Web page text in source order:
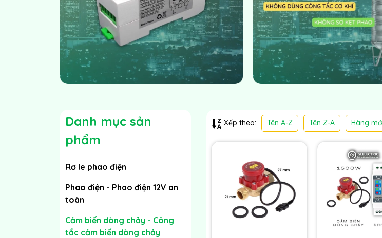
Danh mục sản
phẩm
Rơ le phao điện
Phao điện - Phao điện 12V an
toàn
Cảm biến dòng chảy - Công
tắc cảm biến dòng chảy
Xếp theo: Tên A-Z Tên Z-A Hàng